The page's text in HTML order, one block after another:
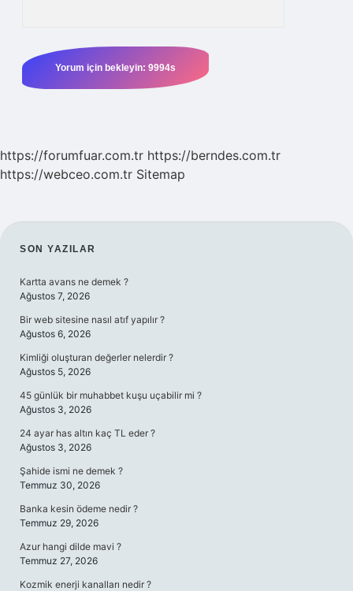
https://forumfuar.com.tr https://berndes.com.tr
https://webceo.com.tr Sitemap
SIDEBAR
SON YAZILAR
Kartta avans ne demek ?
Ağustos 7, 2026
Bir web sitesine nasıl atıf yapılır ?
Ağustos 6, 2026
Kimliği oluşturan değerler nelerdir ?
Ağustos 5, 2026
45 günlük bir muhabbet kuşu uçabilir mi ?
Ağustos 3, 2026
24 ayar has altın kaç TL eder ?
Ağustos 3, 2026
Şahide ismi ne demek ?
Temmuz 30, 2026
Banka kesin ödeme nedir ?
Temmuz 29, 2026
Azur hangi dilde mavi ?
Temmuz 27, 2026
Kozmik enerji kanalları nedir ?